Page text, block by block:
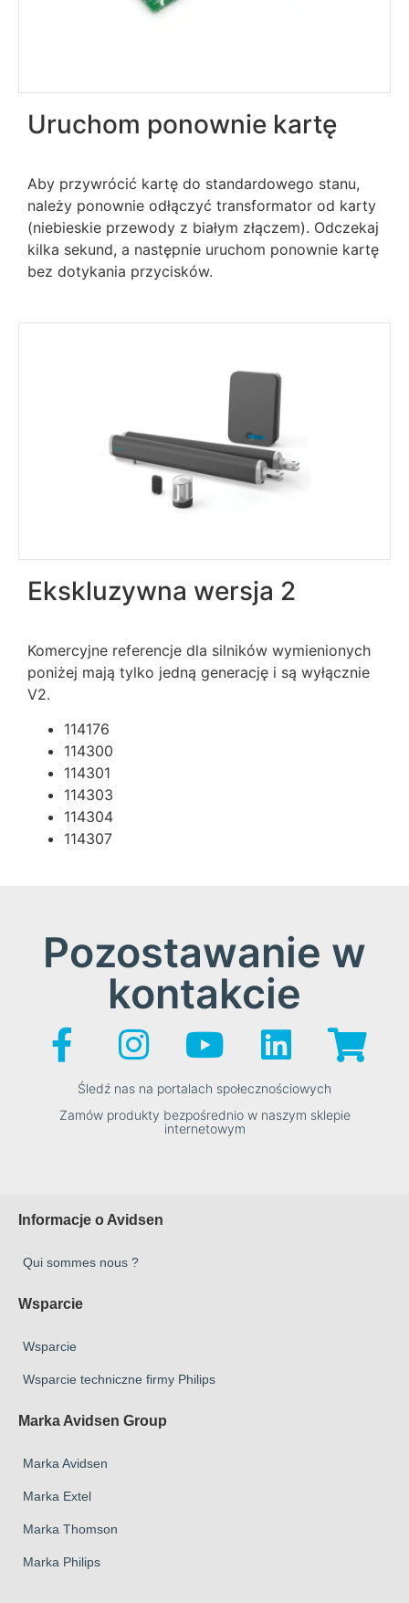
Uruchom ponownie kartę
Aby przywrócić kartę do standardowego stanu,
należy ponownie odłączyć transformator od karty
(niebieskie przewody z białym złączem). Odczekaj
kilka sekund, a następnie uruchom ponownie kartę
bez dotykania przycisków.
Ekskluzywna wersja 2
Komercyjne referencje dla silników wymienionych
poniżej mają tylko jedną generację i są wyłącznie
V2.
114176
114300
114301
114303
114304
114307
Pozostawanie w
kontakcie
Śledź nas na portalach społecznościowych
Zamów produkty bezpośrednio w naszym sklepie
internetowym
Informacje o Avidsen
Qui sommes nous ?
Wsparcie
Wsparcie
Wsparcie techniczne firmy Philips
Marka Avidsen Group
Marka Avidsen
Marka Extel
Marka Thomson
Marka Philips